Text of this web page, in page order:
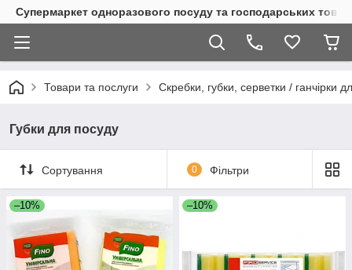
Супермаркет одноразового посуду та господарських
Товари та послуги Скребки, губки, серветки / ганчірки
Губки для посуду
Сортування 0 Фільтри
–10% –10%